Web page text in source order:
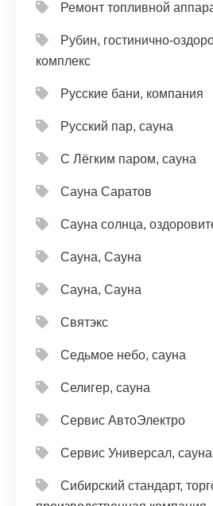
Ремонт топливной
Рубин, гостинично-
комплекс
Русские бани, компания
Русский пар, сауна
С Лёгким паром, сауна
Сауна Саратов
Сауна солнца,
Сауна, Сауна
Сауна, Сауна
Святэкс
Седьмое небо, сауна
Селигер, сауна
Сервис АвтоЭлектро
Сервис Универсал, сауна
Сибирский стандарт,